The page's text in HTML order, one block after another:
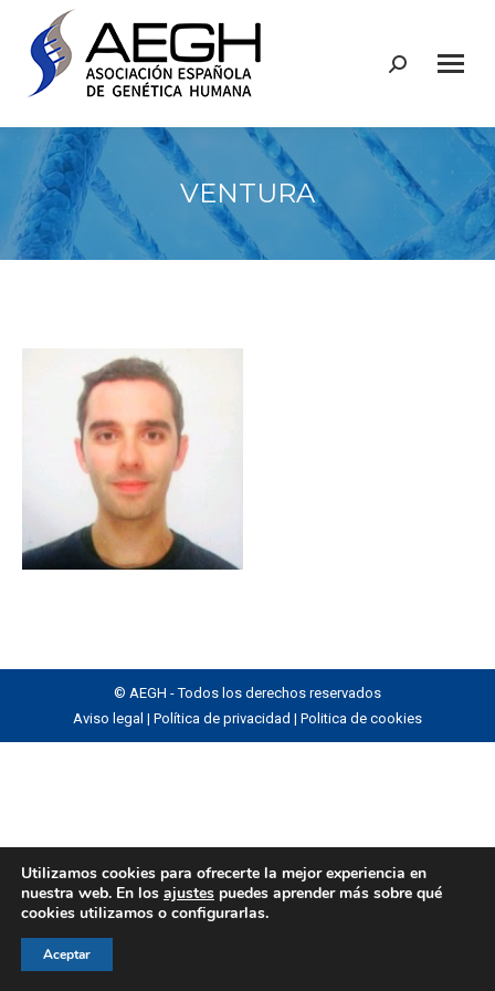
Buscar:
VENTURA
© AEGH - Todos los derechos reservados
Aviso legal | Política de privacidad | Politica de cookies
Utilizamos cookies para ofrecerte la mejor experiencia en
nuestra web. En los ajustes puedes aprender más sobre qué
cookies utilizamos o configurarlas.
Aceptar